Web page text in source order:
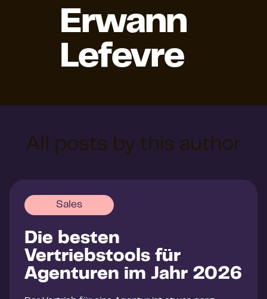
Erwann
Lefevre
All posts by this author
Sales
Die besten
Vertriebstools für
Agenturen im Jahr 2026